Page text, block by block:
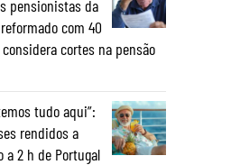
pensionistas da
reformado com 40
cortes na pensão
tudo aqui”:
rendidos a
a 2 h de Portugal